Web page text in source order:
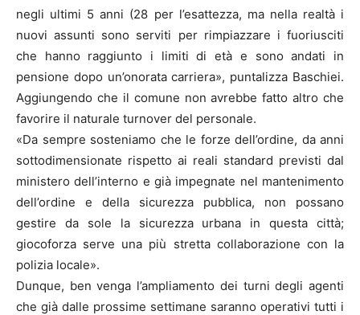
negli ultimi 5 anni (28 per l’esattezza, ma nella realtà i
nuovi assunti sono serviti per rimpiazzare i fuoriusciti
che hanno raggiunto i limiti di età e sono andati in
pensione dopo un’onorata carriera», puntalizza Baschiei.
Aggiungendo che il comune non avrebbe fatto altro che
favorire il naturale turnover del personale.
«Da sempre sosteniamo che le forze dell’ordine, da anni
sottodimensionate rispetto ai reali standard previsti dal
ministero dell’interno e già impegnate nel mantenimento
dell’ordine e della sicurezza pubblica, non possano
gestire da sole la sicurezza urbana in questa città;
giocoforza serve una più stretta collaborazione con la
polizia locale».
Dunque, ben venga l’ampliamento dei turni degli agenti
che già dalle prossime settimane saranno operativi tutti i